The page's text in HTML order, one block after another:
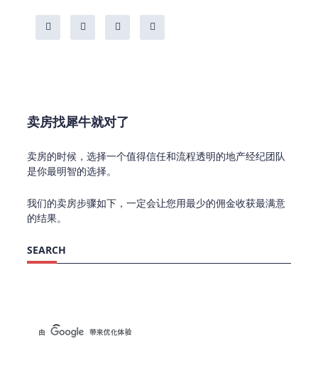
卖房找犀牛就对了
卖房的时候，选择一个值得信任和流程透明的地产经纪团队
是你最明智的选择。
我们的卖房步骤如下，一定会让您用最少的佣金收获最满意
的结果。
SEARCH